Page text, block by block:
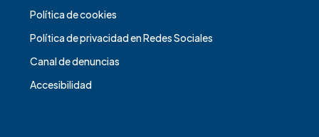
Política de cookies
Política de privacidad en Redes Sociales
Canal de denuncias
Accesibilidad